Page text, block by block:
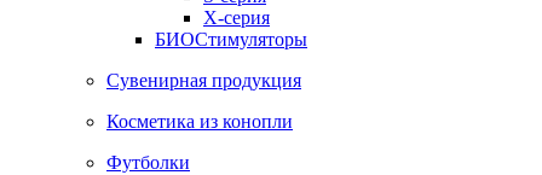
X-серия
БИОСтимуляторы
Сувенирная продукция
Косметика из конопли
Футболки